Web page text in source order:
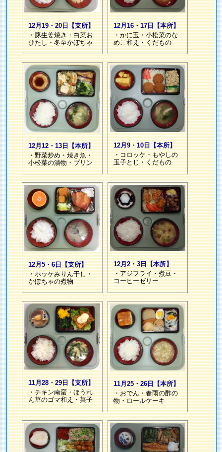
12月19・20日【支所】
・豚生姜焼き・白菜お
ひたし・冬至かぼちゃ
12月16・17日【本所】
・かに玉・小松菜のな
めこ和え・くだもの
12月12・13日【本所】
・野菜炒め・焼き魚・
小松菜の漬物・プリン
12月9・10日【本所】
・コロッケ・もやしの
玉子とじ・くだもの
12月5・6日【支所】
・ホッケみりん干し・
かぼちゃの煮物
12月2・3日【本所】
・アジフライ・煮豆・
コーヒーゼリー
11月28・29日【支所】
・チキン南蛮・ほうれ
ん草のゴマ和え・菓子
11月25・26日【本所】
・おでん・春雨の酢の
物・ロールケーキ